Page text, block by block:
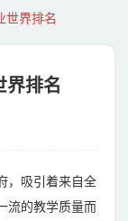
世界排名
界排名
，吸引着来自全
流的教学质量而